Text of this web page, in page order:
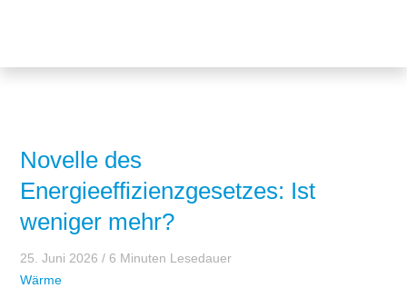
Genehmigungen
Blog
Novelle des
Energieeffizienzgesetzes: Ist
weniger mehr?
25. Juni 2026 / 6 Minuten Lesedauer
Wärme